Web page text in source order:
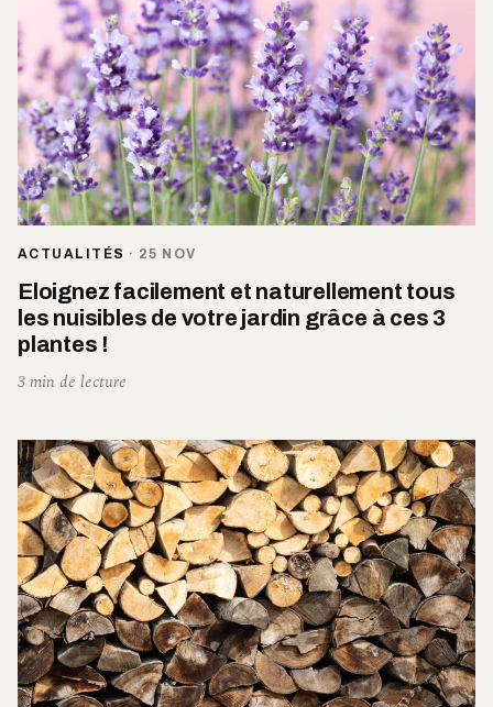
ACTUALITÉS · 25 NOV
Eloignez facilement et naturellement tous
les nuisibles de votre jardin grâce à ces 3
plantes !
3 min de lecture